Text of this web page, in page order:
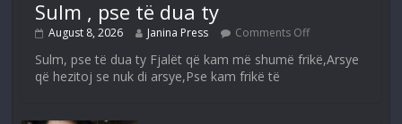
Sulm , pse të dua ty
August 8, 2026 Janina Press Comments Off
Sulm, pse të dua ty Fjalët që kam më shumë frikë,Arsye
që hezitoj se nuk di arsye,Pse kam frikë të